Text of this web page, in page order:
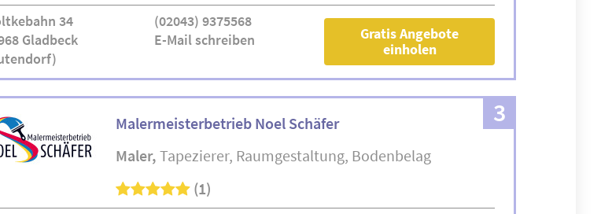
34
Gladbeck
(02043) 9375568
E-Mail schreiben
Gratis Angebote
einholen
3
Malermeisterbetrieb Noel Schäfer
Maler Tapezierer Raumgestaltung Bodenbelag
(1)